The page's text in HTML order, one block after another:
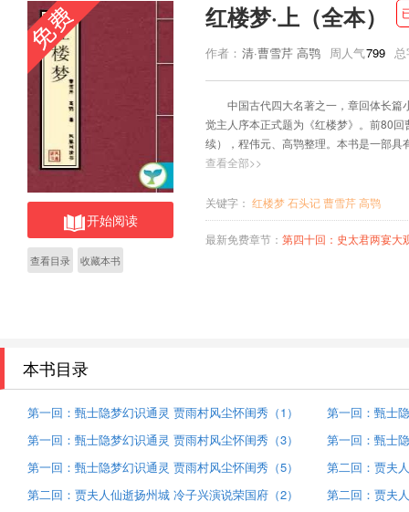
开始阅读
查看目录 收藏本书
红楼梦·上（全本）
作者： 清·曹雪芹 高鹗 周人气799
中国古代四大名著之一，章回体长
觉主人序本正式题为《红楼梦》。前80
续），程伟元、高鹗整理。本书是一部
步的民主主义思想，他对现实社会、宫
了朦胧的带有初步民主主义性质的理想和
查看全部>>
关键字： 红楼梦石头记曹雪芹高鹗
最新免费章节： 第四十回：史太君两宴大观园 金
本书目录
第一回：甄士隐梦幻识通灵 贾雨村风尘怀闺秀（1）
第一回：甄士
第一回：甄士隐梦幻识通灵 贾雨村风尘怀闺秀（3）
第一回：甄士
第一回：甄士隐梦幻识通灵 贾雨村风尘怀闺秀（5）
第二回：贾夫
第二回：贾夫人仙逝扬州城 冷子兴演说荣国府（2）
第二回：贾夫